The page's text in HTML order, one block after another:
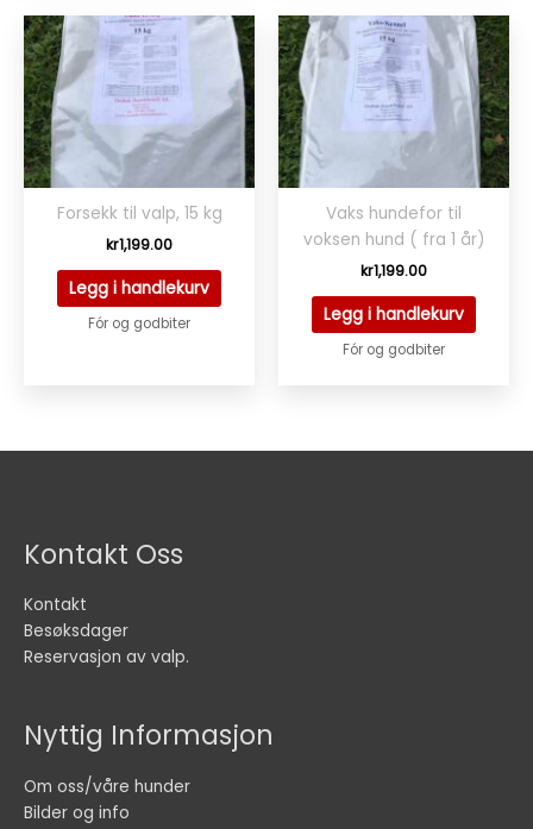
Forsekk til valp, 15 kg
kr1,199.00
Legg i handlekurv
Fór og godbiter
Vaks hundefor til
voksen hund ( fra 1 år)
kr1,199.00
Legg i handlekurv
Fór og godbiter
Kontakt Oss
Kontakt
Besøksdager
Reservasjon av valp.
Nyttig Informasjon
Om oss/våre hunder
Bilder og info